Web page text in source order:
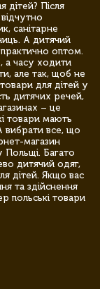
дітей? Після
санітарне
А дитячий
оптом.
а часу ходити
але так, щоб не
для дітей у
дитячих речей,
– це
товари мають
вибрати все, що
магазин
Багато
дитячий одяг,
дітей. Якщо вас
та здійснення
польські товари